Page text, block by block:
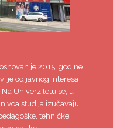
osnovan je 2015. godine.
je od javnog interesa i
Univerzitetu se, u
studija izučavaju
tehničke,